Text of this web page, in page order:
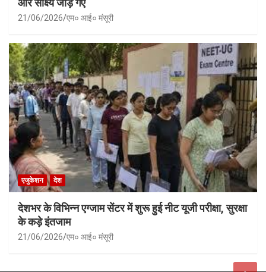
और साक्ष्य जोड़े गए
21/06/2026 एम० आई० मंसूरी
एजुकेशन देश
देशभर के विभिन्न एग्जाम सेंटर में शुरू हुई नीट यूजी परीक्षा, सुरक्षा
के कड़े इंतजाम
21/06/2026 एम० आई० मंसूरी